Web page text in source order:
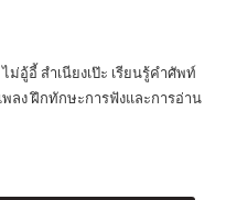
ม่อู้อี้ สำเนียงเป๊ะ เรียนรู้คำศัพท์
ลง ฝึกทักษะการฟังและการอ่าน